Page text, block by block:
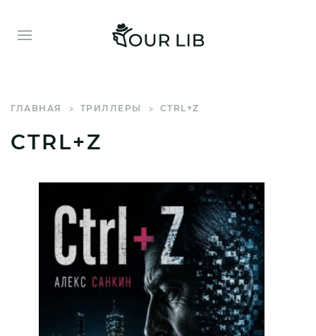
ГЛАВНАЯ ТРИЛЛЕРЫ CTRL+Z
CTRL+Z